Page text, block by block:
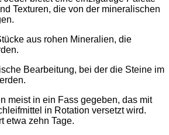
Texturen, die von der mineralischen
aus rohen Mineralien, die
Bearbeitung, bei der die Steine im
meist in ein Fass gegeben, das mit
in Rotation versetzt wird.
etwa zehn Tage.